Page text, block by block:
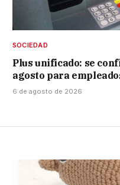
SOCIEDAD
Plus unificado: se
agosto para
6 de agosto de 2026